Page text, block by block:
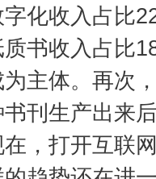
化收入占比
书收入占比
主体。再次
刊生产出来
，打开互联